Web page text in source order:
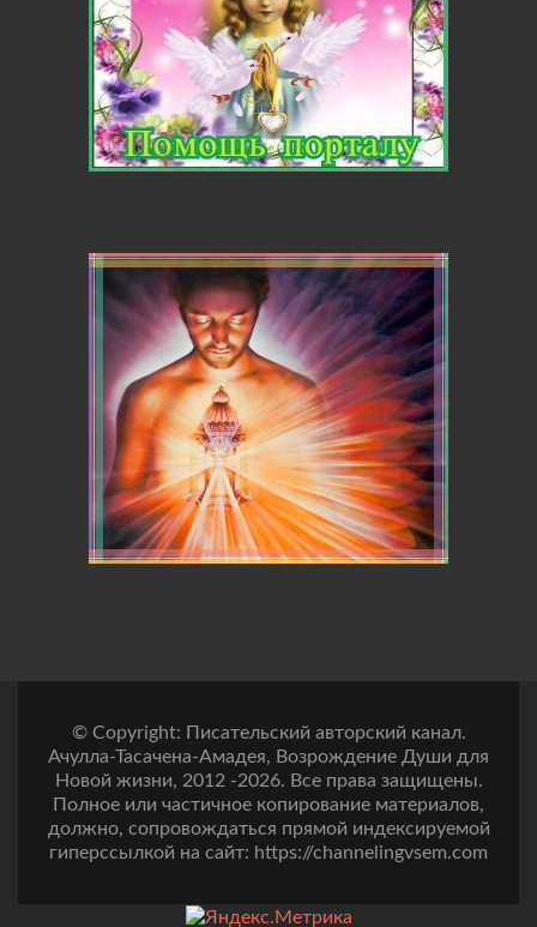
© Copyright: Писательский авторский канал.
Ачулла-Тасачена-Амадея, Возрождение Души для
Новой жизни, 2012 -2026. Все права защищены.
Полное или частичное копирование материалов,
должно, сопровождаться прямой индексируемой
гиперссылкой на сайт: https://channelingvsem.com